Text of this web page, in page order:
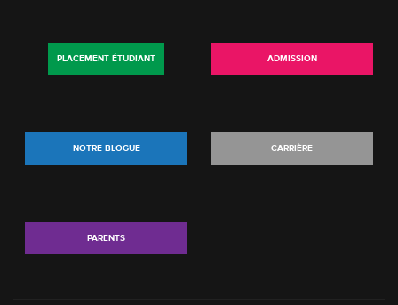
PLACEMENT ÉTUDIANT ADMISSION
NOTRE BLOGUE CARRIÈRE
PARENTS